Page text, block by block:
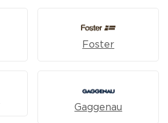
Foster
Gaggenau